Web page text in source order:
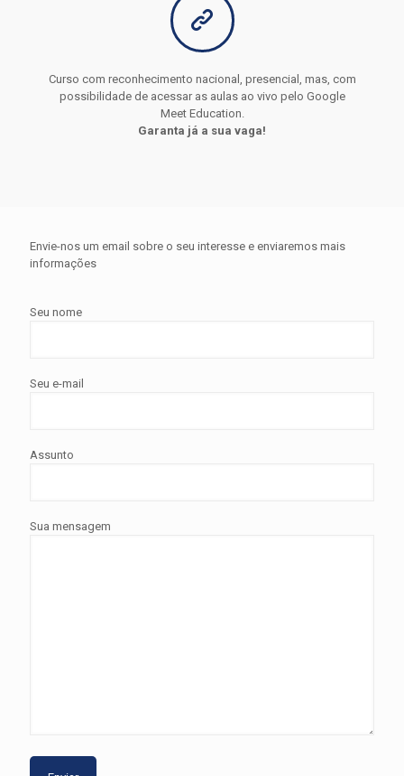
Curso com reconhecimento nacional, presencial, mas, com
possibilidade de acessar as aulas ao vivo pelo Google
Meet Education.
Garanta já a sua vaga!
Envie-nos um email sobre o seu interesse e enviaremos mais
informações
Seu nome
Seu e-mail
Assunto
Sua mensagem